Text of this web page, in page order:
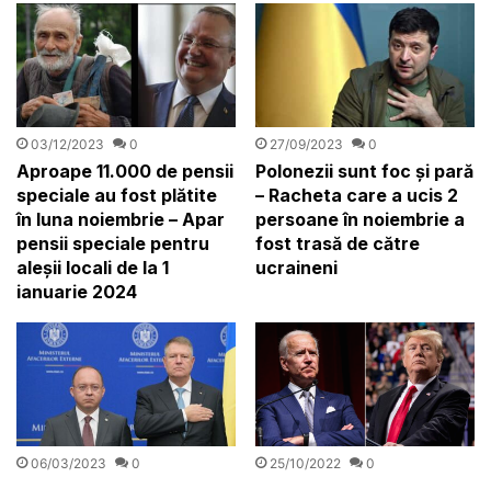
03/12/2023 0
Aproape 11.000 de pensii
speciale au fost plătite
în luna noiembrie – Apar
pensii speciale pentru
aleşii locali de la 1
ianuarie 2024
27/09/2023 0
Polonezii sunt foc și pară
– Racheta care a ucis 2
persoane în noiembrie a
fost trasă de către
ucraineni
06/03/2023 0 25/10/2022 0